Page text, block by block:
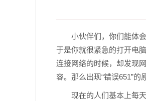
小伙伴们，你们能体
于是你就很紧急的打开电
连接网络的时候，却发现
容。那么出现“错误651”的
现在的人们基本上每